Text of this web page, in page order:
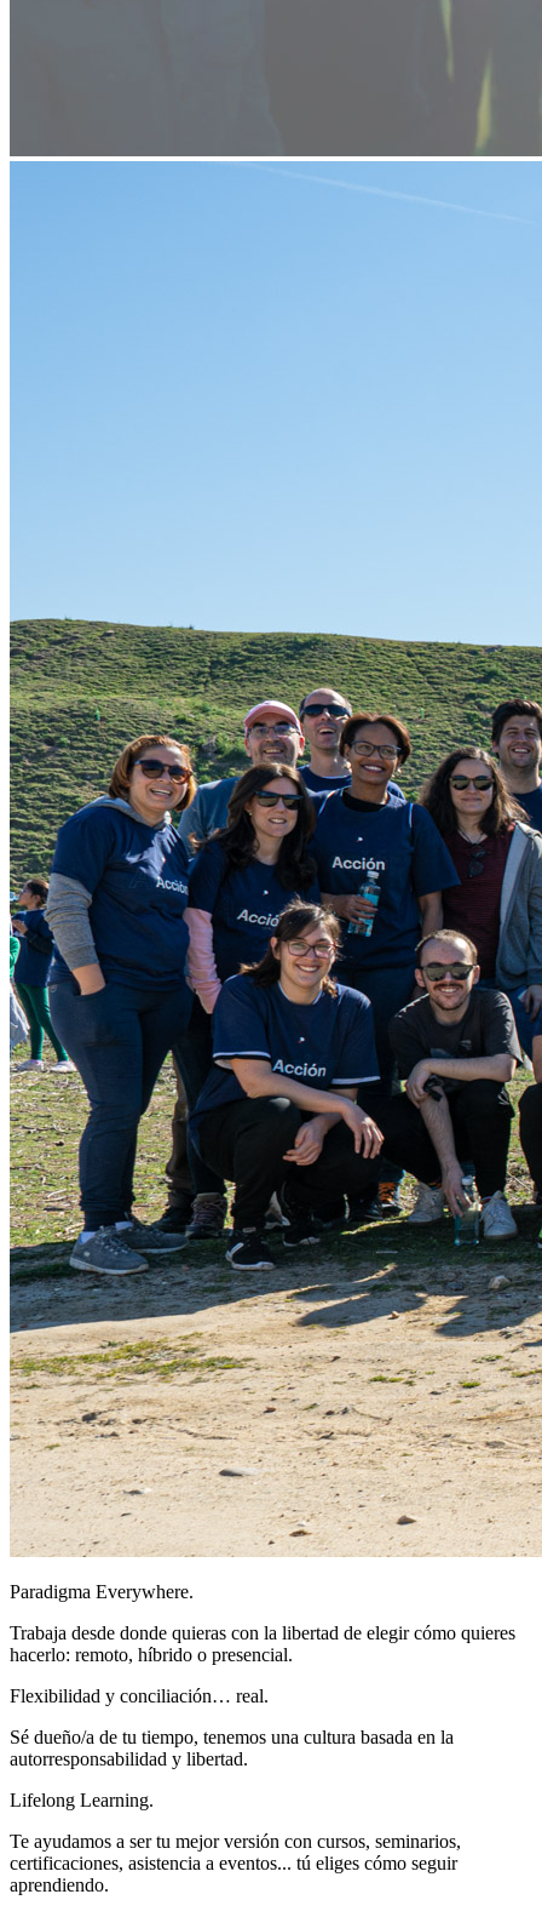
Paradigma Everywhere.
Trabaja desde donde quieras con la libertad de elegir cómo quieres
hacerlo: remoto, híbrido o presencial.
Flexibilidad y conciliación… real.
Sé dueño/a de tu tiempo, tenemos una cultura basada en la
autorresponsabilidad y libertad.
Lifelong Learning.
Te ayudamos a ser tu mejor versión con cursos, seminarios,
certificaciones, asistencia a eventos... tú eliges cómo seguir
aprendiendo.